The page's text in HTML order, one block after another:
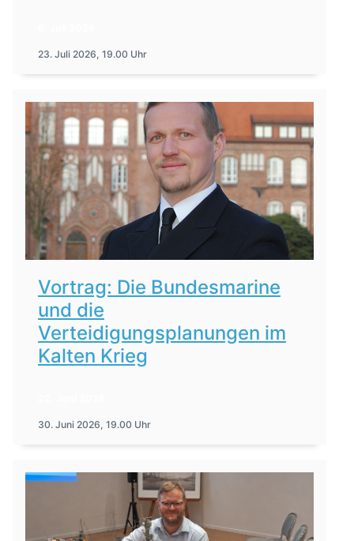
23. Juli 2026, 19.00 Uhr
Vortrag: Die Bundesmarine
und die
Verteidigungsplanungen im
Kalten Krieg
30. Juni 2026, 19.00 Uhr